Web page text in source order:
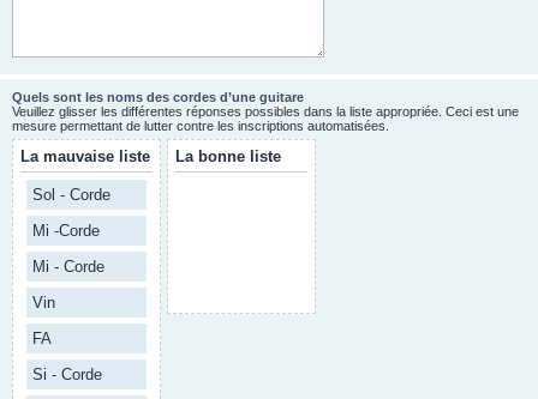
Quels sont les noms des cordes d’une guitare
Veuillez glisser les différentes réponses possibles dans la liste appropriée. Ceci est une
mesure permettant de lutter contre les inscriptions automatisées.
La mauvaise liste
Sol - Corde
Mi -Corde
Mi - Corde
Vin
FA
Si - Corde
La bonne liste